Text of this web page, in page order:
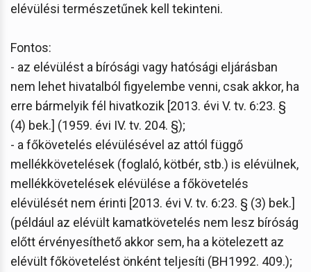
elévülési természetűnek kell tekinteni.
Fontos:
- az elévülést a bírósági vagy hatósági eljárásban
nem lehet hivatalból figyelembe venni, csak akkor, ha
erre bármelyik fél hivatkozik [2013. évi V. tv. 6:23. §
(4) bek.] (1959. évi IV. tv. 204. §);
- a főkövetelés elévülésével az attól függő
mellékkövetelések (foglaló, kötbér, stb.) is elévülnek,
mellékkövetelések elévülése a főkövetelés
elévülését nem érinti [2013. évi V. tv. 6:23. § (3) bek.]
(például az elévült kamatkövetelés nem lesz bíróság
előtt érvényesíthető akkor sem, ha a kötelezett az
elévült főkövetelést önként teljesíti (BH1992. 409.);